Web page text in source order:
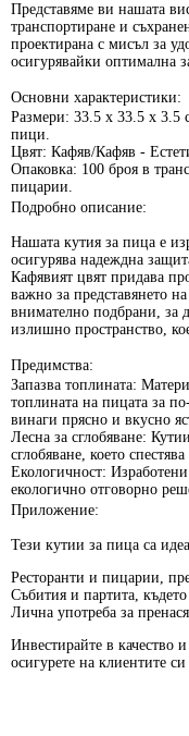
Представяме ви нашата
транспортиране и
проектирана с мисъл за
осигурявайки оптимална
Основни характеристики:
Размери: 33.5 x 33.5 x 3.5
пици.
Цвят: Кафяв/Кафяв -
Опаковка: 100 броя в
пицарии.
Подробно описание:
Нашата кутия за пица е
осигурява надеждна
Кафявият цвят придава
важно за представянето
внимателно подбрани, за
излишно пространство,
Предимства:
Запазва топлината:
топлината на пицата за
винаги прясно и вкусно
Лесна за сглобяване:
сглобяване, което
Екологичност:
екологично отговорно
Приложение:
Тези кутии за пица са
Ресторанти и пицарии,
Събития и партита,
Лична употреба за
Инвестирайте в качество
осигурете на клиентите